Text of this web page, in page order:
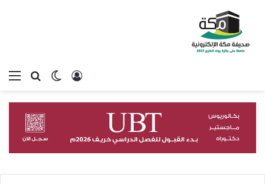
بحثالوضع
تسجيل الدخول